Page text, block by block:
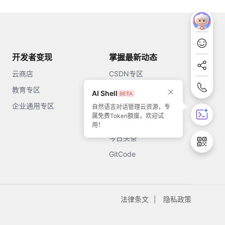
开发者变现
云商店
教育专区
企业通用专区
掌握最新动态
CSDN专区
知乎
开源中国
今日头条
GitCode
法律条文 隐私政策
AI Shell
自然语言对话管理云资源，专
属免费Token额度，欢迎试
用！